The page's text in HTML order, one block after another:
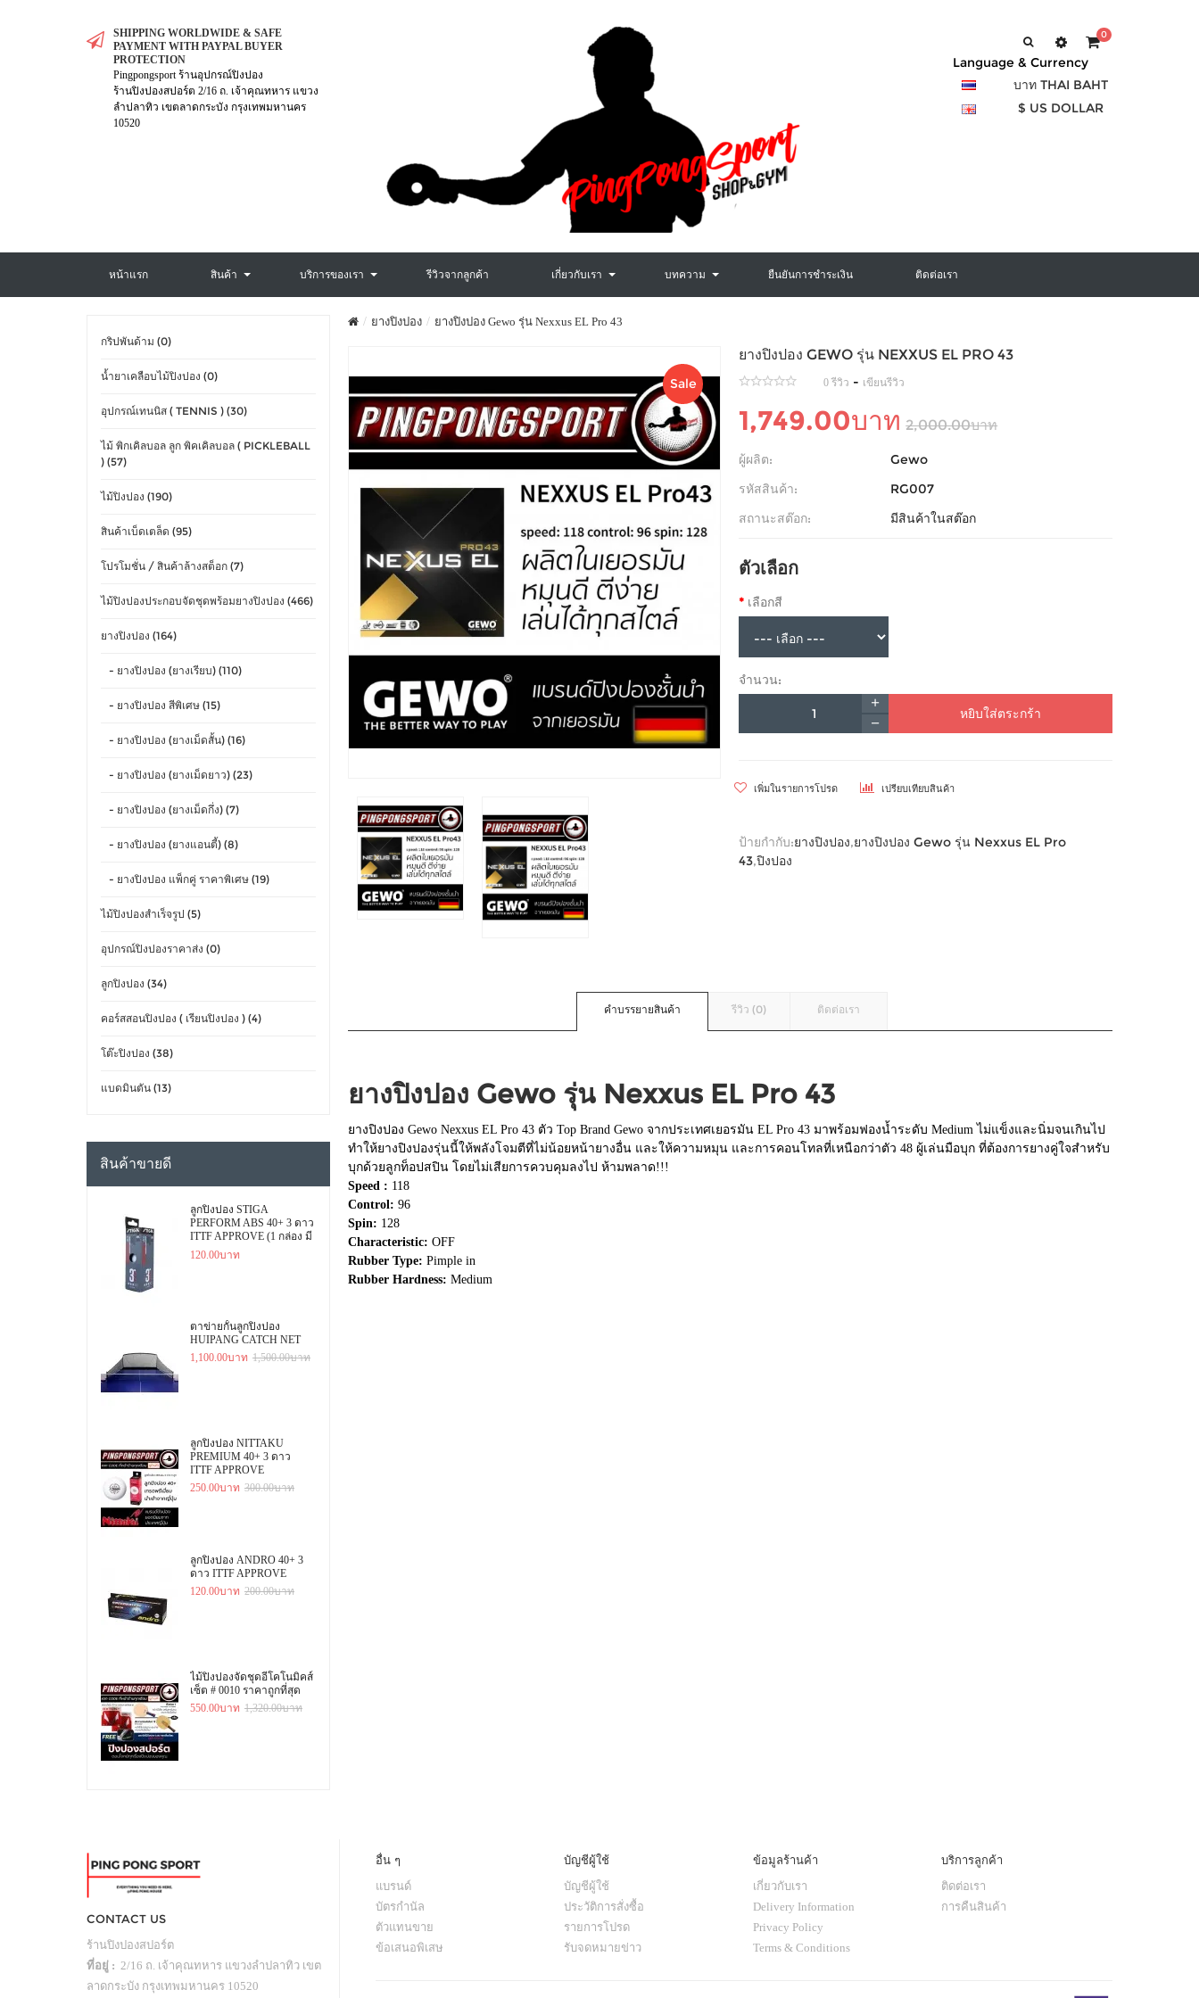
SHIPPING WORLDWIDE & SAFE
PAYMENT WITH PAYPAL BUYER
PROTECTION
Pingpongsport ร้านอุปกรณ์ปิงปอง
ร้านปิงปองสปอร์ต 2/16 ถ. เจ้าคุณทหาร แขวง
ลำปลาทิว เขตลาดกระบัง กรุงเทพมหานคร
10520
0
Language & Currency
บาท THAI BAHT
$ US DOLLAR
หน้าแรก สินค้า บริการของเรา รีวิวจากลูกค้า เกี่ยวกับเรา บทความ ยืนยันการชำระเงิน ติดต่อเรา
กริปพันด้าม (0)
น้ำยาเคลือบไม้ปิงปอง (0)
อุปกรณ์เทนนิส ( TENNIS ) (30)
ไม้ พิกเคิลบอล ลูก พิคเคิลบอล ( PICKLEBALL
) (57)
ไม้ปิงปอง (190)
สินค้าเบ็ดเตล็ด (95)
โปรโมชั่น / สินค้าล้างสต็อก (7)
ไม้ปิงปองประกอบจัดชุดพร้อมยางปิงปอง (466)
ยางปิงปอง (164)
- ยางปิงปอง (ยางเรียบ) (110)
- ยางปิงปอง สีพิเศษ (15)
- ยางปิงปอง (ยางเม็ดสั้น) (16)
- ยางปิงปอง (ยางเม็ดยาว) (23)
- ยางปิงปอง (ยางเม็ดกึ่ง) (7)
- ยางปิงปอง (ยางแอนตี้) (8)
- ยางปิงปอง แพ็กคู่ ราคาพิเศษ (19)
ไม้ปิงปองสำเร็จรูป (5)
อุปกรณ์ปิงปองราคาส่ง (0)
ลูกปิงปอง (34)
คอร์สสอนปิงปอง ( เรียนปิงปอง ) (4)
โต๊ะปิงปอง (38)
แบดมินตัน (13)
สินค้าขายดี
ลูกปิงปอง STIGA
PERFORM ABS 40+ 3 ดาว
ITTF APPROVE (1 กล่อง มี
3 ลูก)
120.00บาท
ตาข่ายกั้นลูกปิงปอง
HUIPANG CATCH NET
1,100.00บาท 1,500.00บาท
ลูกปิงปอง NITTAKU
PREMIUM 40+ 3 ดาว
ITTF APPROVE
250.00บาท 300.00บาท
ลูกปิงปอง ANDRO 40+ 3
ดาว ITTF APPROVE
120.00บาท 200.00บาท
ไม้ปิงปองจัดชุดอีโคโนมิคส์
เซ็ต # 0010 ราคาถูกที่สุด
550.00บาท 1,320.00บาท
ยางปิงปอง ยางปิงปอง Gewo รุ่น Nexxus EL Pro 43
Sale
ยางปิงปอง GEWO รุ่น NEXXUS EL PRO 43
0 รีวิว - เขียนรีวิว
1,749.00บาท 2,000.00บาท
ผู้ผลิต:
Gewo
รหัสสินค้า:
RG007
สถานะสต๊อก:
มีสินค้าในสต๊อก
ตัวเลือก
เลือกสี
จำนวน:
หยิบใส่ตระกร้า
เพิ่มในรายการโปรด เปรียบเทียบสินค้า
ป้ายกำกับ:ยางปิงปอง,ยางปิงปอง Gewo รุ่น Nexxus EL Pro
43,ปิงปอง
คำบรรยายสินค้า รีวิว (0) ติดต่อเรา
ยางปิงปอง Gewo รุ่น Nexxus EL Pro 43
ยางปิงปอง Gewo Nexxus EL Pro 43 ตัว Top Brand Gewo จากประเทศเยอรมัน EL Pro 43 มาพร้อมฟองน้ำระดับ Medium ไม่แข็งและนิ่มจนเกินไป
ทำให้ยางปิงปองรุ่นนี้ให้พลังโจมตีที่ไม่น้อยหน้ายางอื่น และให้ความหมุน และการคอนโทลที่เหนือกว่าตัว 48 ผู้เล่นมือบุก ที่ต้องการยางคู่ใจสำหรับ
บุกด้วยลูกท็อปสปิน โดยไม่เสียการควบคุมลงไป ห้ามพลาด!!!
Speed : 118
Control: 96
Spin: 128
Characteristic: OFF
Rubber Type: Pimple in
Rubber Hardness: Medium
CONTACT US
ร้านปิงปองสปอร์ต
ที่อยู่ : 2/16 ถ. เจ้าคุณทหาร แขวงลำปลาทิว เขต
ลาดกระบัง กรุงเทพมหานคร 10520
อื่น ๆ
แบรนด์
บัตรกำนัล
ตัวแทนขาย
ข้อเสนอพิเสษ
บัญชีผู้ใช้
บัญชีผู้ใช้
ประวัติการสั่งซื้อ
รายการโปรด
รับจดหมายข่าว
ข้อมูลร้านค้า
เกี่ยวกับเรา
Delivery Information
Privacy Policy
Terms & Conditions
บริการลูกค้า
ติดต่อเรา
การคืนสินค้า